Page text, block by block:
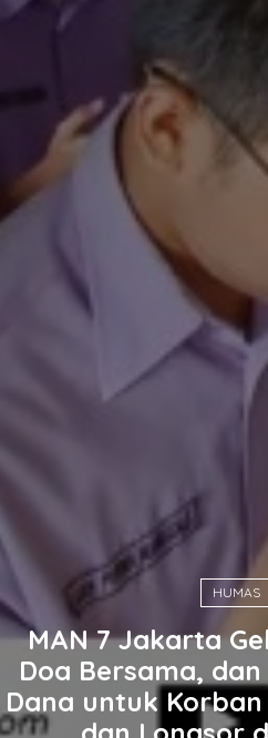
HUMAS
MAN 7 Jakarta
Doa Bersama,
Dana untuk